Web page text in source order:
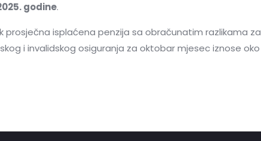
godine.
prosječna isplaćena penzija sa obračunatim razlikama za
i invalidskog osiguranja za oktobar mjesec iznose oko